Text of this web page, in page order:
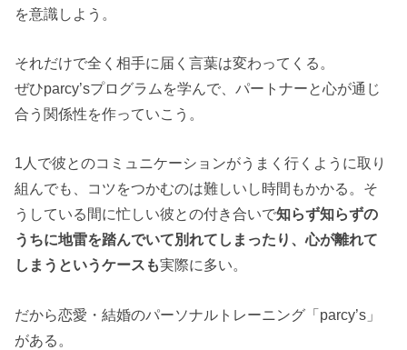
を意識しよう。
それだけで全く相手に届く言葉は変わってくる。
ぜひparcy’sプログラムを学んで、パートナーと心が通じ
合う関係性を作っていこう。
1人で彼とのコミュニケーションがうまく行くように取り
組んでも、コツをつかむのは難しいし時間もかかる。そ
うしている間に忙しい彼との付き合いで知らず知らずの
うちに地雷を踏んでいて別れてしまったり、心が離れて
しまうというケースも実際に多い。
だから恋愛・結婚のパーソナルトレーニング「parcy’s」
がある。